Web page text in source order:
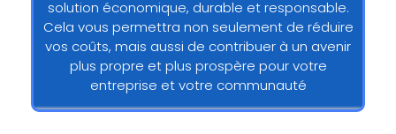
solution économique, durable et responsable.
Cela vous permettra non seulement de réduire
vos coûts, mais aussi de contribuer à un avenir
plus propre et plus prospère pour votre
entreprise et votre communauté